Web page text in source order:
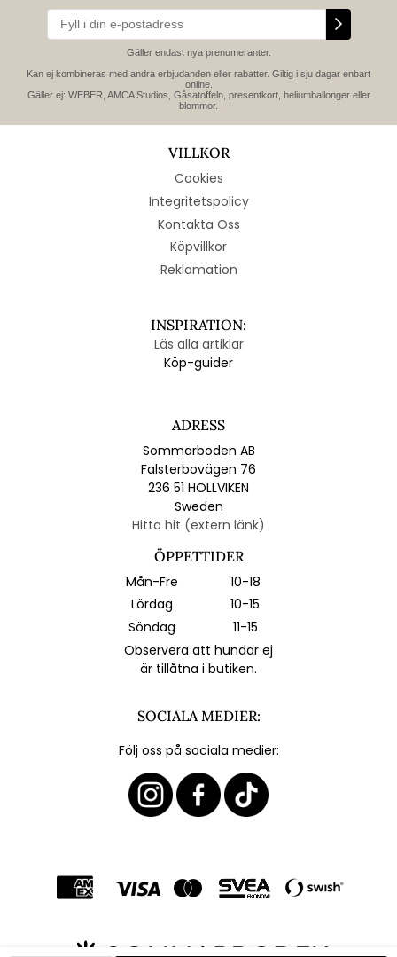
Gäller endast nya prenumeranter.
Kan ej kombineras med andra erbjudanden eller rabatter. Giltig i sju dagar enbart
online.
Gäller ej: WEBER, AMCA Studios, Gåsatoffeln, presentkort, heliumballonger eller
blommor.
VILLKOR
Cookies
Integritetspolicy
Kontakta Oss
Köpvillkor
Reklamation
INSPIRATION:
Läs alla artiklar
Köp-guider
ADRESS
Sommarboden AB
Falsterbovägen 76
236 51 HÖLLVIKEN
Sweden
Hitta hit (extern länk)
ÖPPETTIDER
Mån-Fre
10-18
Lördag
10-15
Söndag
11-15
Observera att hundar ej
är tillåtna i butiken.
SOCIALA MEDIER:
Följ oss på sociala medier: